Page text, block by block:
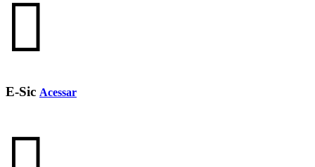
E-Sic Acessar